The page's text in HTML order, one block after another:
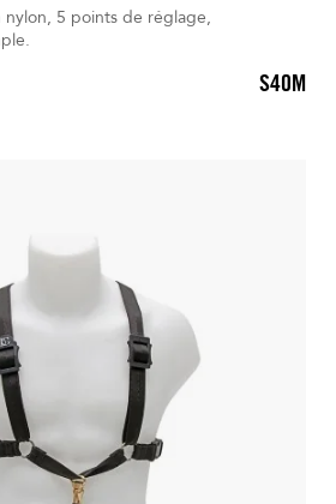
nylon, 5 points de réglage,
S40M